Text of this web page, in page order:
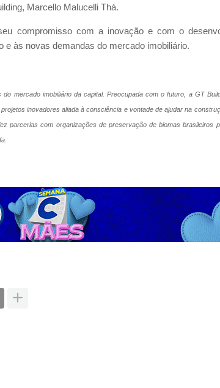
Marcello Malucelli Thá.
compromisso com a inovação e com o
às novas demandas do mercado imobiliário.
mercado imobiliário da capital. Preocupada com o futuro, a GT
inovadores aliada à consciência e vontade de ajudar na
parcerias com organizações de preservação de biomas brasileiros